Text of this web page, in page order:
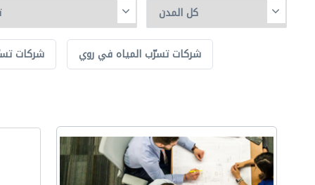
شركات شركات تسرّب المياه في روي